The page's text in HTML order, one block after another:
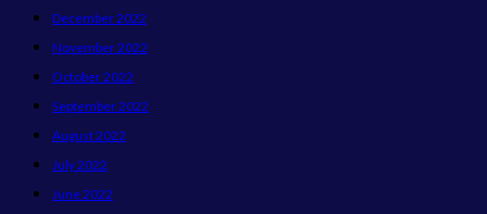
December 2022
November 2022
October 2022
September 2022
August 2022
July 2022
June 2022